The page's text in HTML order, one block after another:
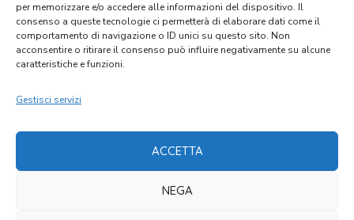
per memorizzare e/o accedere alle informazioni del dispositivo. Il
consenso a queste tecnologie ci permetterà di elaborare dati come il
comportamento di navigazione o ID unici su questo sito. Non
acconsentire o ritirare il consenso può influire negativamente su alcune
caratteristiche e funzioni.
Gestisci servizi
ACCETTA
NEGA